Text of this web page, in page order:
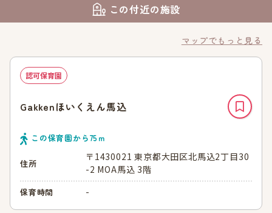
この付近の施設
マップでもっと見る
認可保育園
Gakkenほいくえん馬込
この保育園から75ｍ
住所
〒1430021 東京都大田区北馬込2丁目30
-2 MOA馬込 3階
保育時間 -